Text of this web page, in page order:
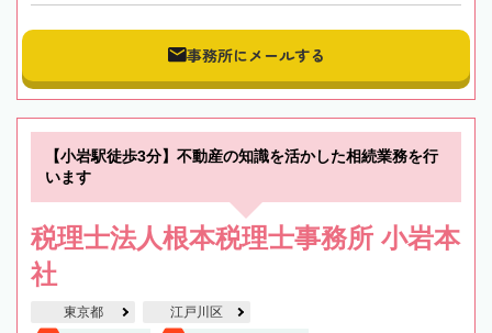
事務所にメールする
【小岩駅徒歩3分】不動産の知識を活かした相続業務を行
います
税理士法人根本税理士事務所 小岩本
社
東京都 江戸川区